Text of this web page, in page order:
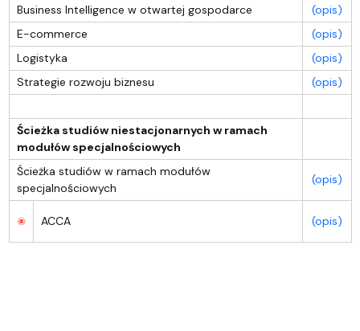
Business Intelligence w otwartej gospodarce
(opis)
E-commerce
(opis)
Logistyka
(opis)
Strategie rozwoju biznesu
(opis)
Ścieżka studiów niestacjonarnych w ramach
modułów specjalnościowych
Ścieżka studiów w ramach modułów
specjalnościowych
(opis)
ACCA (opis)